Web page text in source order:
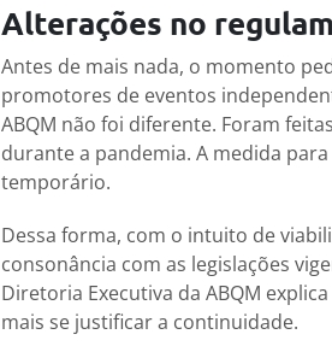
Alterações no
Antes de mais nada, o momento
promotores de eventos
ABQM não foi diferente. Foram
durante a pandemia. A medida
temporário.
Dessa forma, com o intuito de
consonância com as legislações
Diretoria Executiva da ABQM
mais se justificar a continuidade.